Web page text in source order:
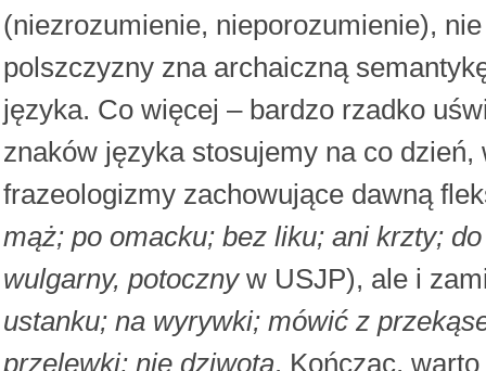
(niezrozumienie, nieporozumienie),
polszczyzny zna archaiczną
języka. Co więcej – bardzo rzadko
znaków języka stosujemy na co
frazeologizmy zachowujące dawną
mąż; po omacku; bez liku; ani krzty;
wulgarny, potocznyw USJP), ale i
ustanku; na wyrywki; mówić z
przelewki; nie dziwota. Kończąc,